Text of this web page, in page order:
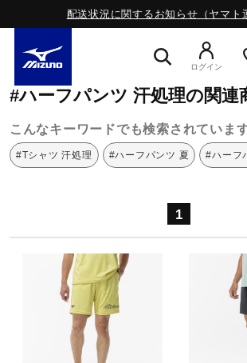
配送状況に関するお知らせ（ヤマト
ライフスタイルウエア
サッカー／フットサル
トレーニング
ログイン
ミズノ公式オンライン 汗処理
#ハーフパンツ 汗処理の関連
こんなキーワードでも検索されていま
#Tシャツ 汗処理 #ハーフパンツ 夏 #ハーフ
1